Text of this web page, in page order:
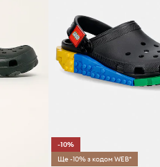
-10%
Ще -10% з кодом WEB*